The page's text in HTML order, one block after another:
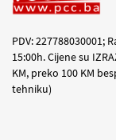
PDV: 227788030001;
15:00h. Cijene su
KM, preko 100 KM
tehniku)